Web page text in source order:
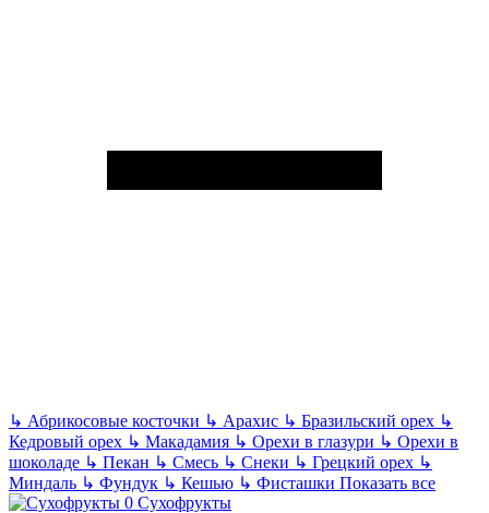
↳ Абрикосовые косточки ↳ Арахис ↳ Бразильский орех ↳
Кедровый орех ↳ Макадамия ↳ Орехи в глазури ↳ Орехи в
шоколаде ↳ Пекан ↳ Смесь ↳ Снеки ↳ Грецкий орех ↳
Миндаль ↳ Фундук ↳ Кешью ↳ Фисташки Показать все
Сухофрукты